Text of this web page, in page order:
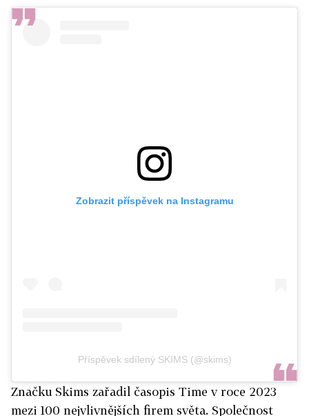
Zobrazit příspěvek na Instagramu
Příspěvek sdílený SKIMS (@skims)
Značku Skims zařadil časopis Time v roce 2023
mezi 100 nejvlivnějších firem světa. Společnost